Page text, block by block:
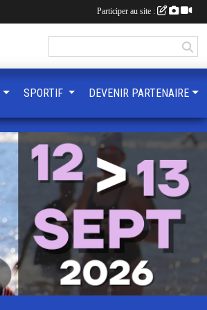
SPORTIF DEVENIR PARTENAIRE
Participer au site :